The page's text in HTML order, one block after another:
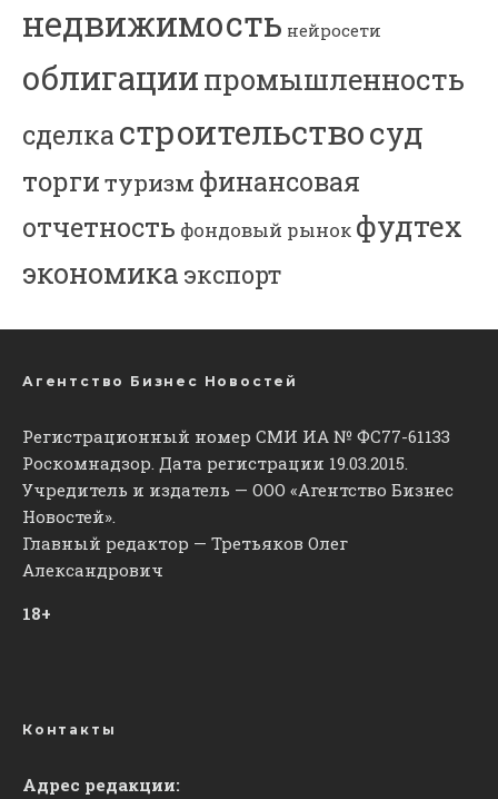
недвижимость нейросети
облигациипромышленность
сделкастроительствосуд
торгитуризм финансовая
отчетность фондовый рынок фудтех
экономика экспорт
Агентство Бизнес Новостей
Регистрационный номер СМИ ИА № ФС77-61133
Роскомнадзор. Дата регистрации 19.03.2015.
Учредитель и издатель — ООО «Агентство Бизнес
Новостей».
Главный редактор — Третьяков Олег
Александрович
18+
Контакты
Адрес редакции: